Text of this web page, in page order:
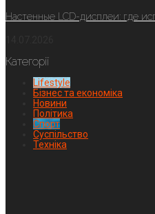
Настенные LCD-дисплеи: где
Категорії
Lifestyle
Бізнес та економіка
Новини
Політика
Спорт
Суспільство
Техніка